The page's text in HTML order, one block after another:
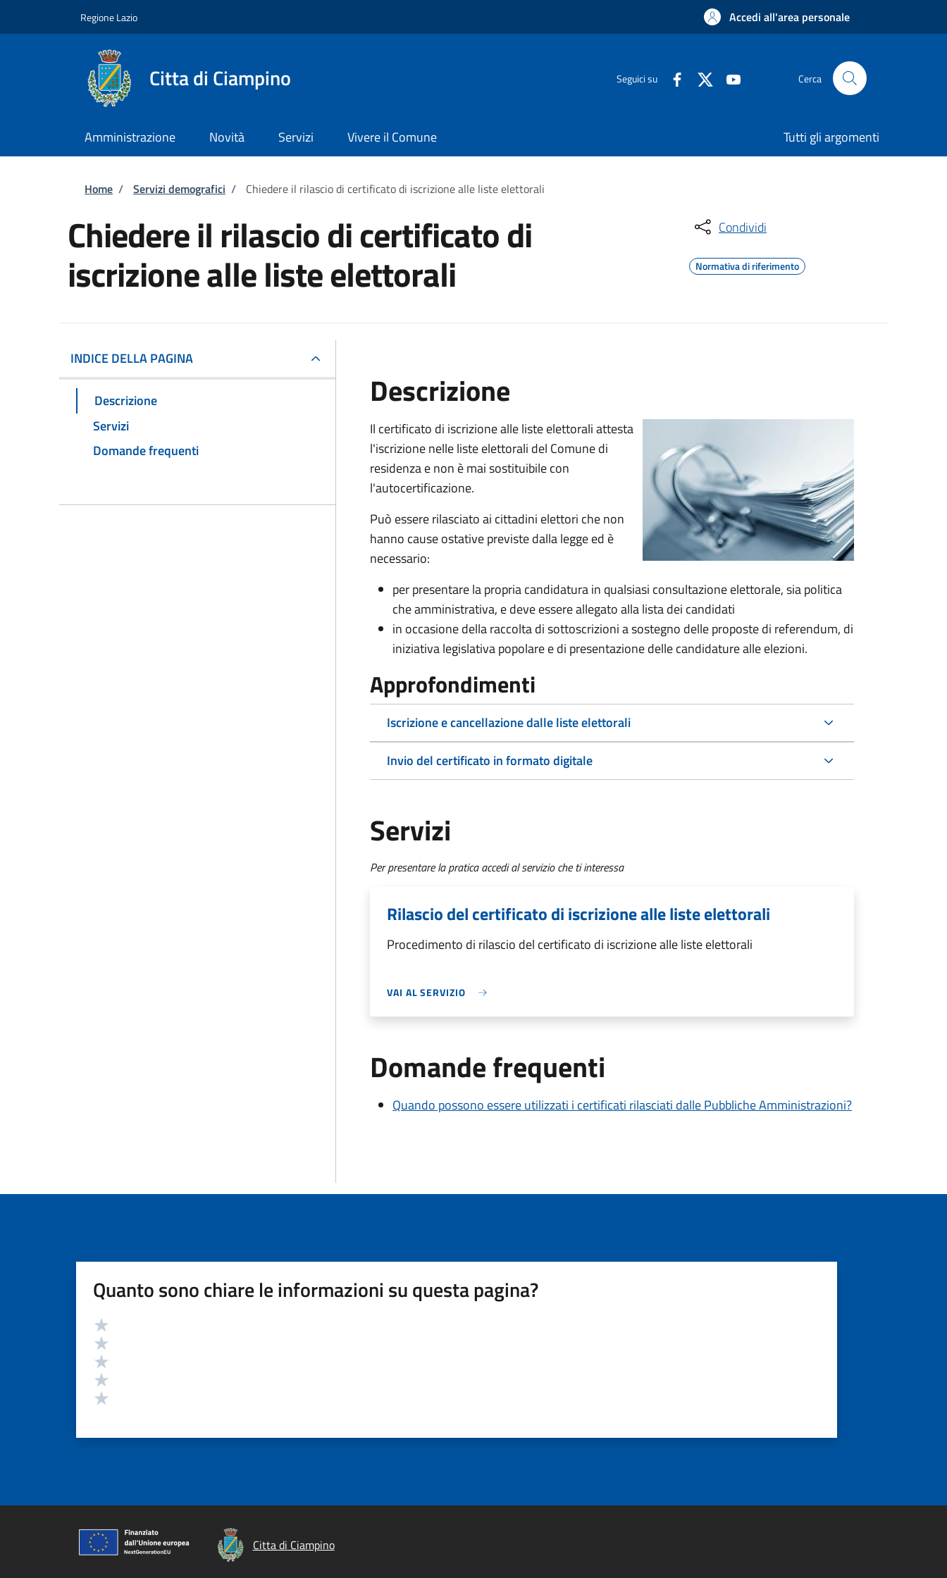
Regione Lazio Accedi all'area personale
Citta di Ciampino Seguici su Cerca
Amministrazione Novità Servizi Vivere il Comune Tutti gli argomenti
Briciole di pane
Home / Servizi demografici / Chiedere il rilascio di certificato di iscrizione alle liste elettorali
Chiedere il rilascio di certificato di
iscrizione alle liste elettorali
Condividi
Normativa di riferimento
INDICE DELLA PAGINA
Descrizione
Servizi
Domande frequenti
Descrizione
Il certificato di iscrizione alle liste elettorali attesta
l'iscrizione nelle liste elettorali del Comune di
residenza e non è mai sostituibile con
l'autocertificazione.
Può essere rilasciato ai cittadini elettori che non
hanno cause ostative previste dalla legge ed è
necessario:
per presentare la propria candidatura in qualsiasi consultazione elettorale, sia politica
che amministrativa, e deve essere allegato alla lista dei candidati
in occasione della raccolta di sottoscrizioni a sostegno delle proposte di referendum, di
iniziativa legislativa popolare e di presentazione delle candidature alle elezioni.
Approfondimenti
Iscrizione e cancellazione dalle liste elettorali
Invio del certificato in formato digitale
Servizi
Per presentare la pratica accedi al servizio che ti interessa
Rilascio del certificato di iscrizione alle liste elettorali
Procedimento di rilascio del certificato di iscrizione alle liste elettorali
VAI AL SERVIZIO
Domande frequenti
Quando possono essere utilizzati i certificati rilasciati dalle Pubbliche Amministrazioni?
Quanto sono chiare le informazioni su questa pagina?
Valutazione
Citta di Ciampino